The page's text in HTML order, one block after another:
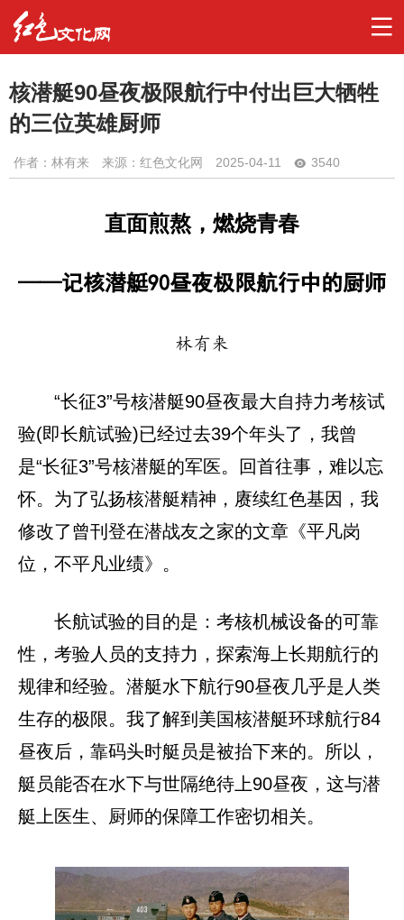
核潜艇90昼夜极限航行中付出巨大牺牲
的三位英雄厨师
作者： 林有来 来源：红色文化网 2025-04-11 3540
直面煎熬，燃烧青春
——记核潜艇90昼夜极限航行中的厨师
林有来
“长征3”号核潜艇90昼夜最大自持力考核试
验(即长航试验)已经过去39个年头了，我曾
是“长征3”号核潜艇的军医。回首往事，难以忘
怀。为了弘扬核潜艇精神，赓续红色基因，我
修改了曾刊登在潜战友之家的文章《平凡岗
位，不平凡业绩》。
长航试验的目的是：考核机械设备的可靠
性，考验人员的支持力，探索海上长期航行的
规律和经验。潜艇水下航行90昼夜几乎是人类
生存的极限。我了解到美国核潜艇环球航行84
昼夜后，靠码头时艇员是被抬下来的。所以，
艇员能否在水下与世隔绝待上90昼夜，这与潜
艇上医生、厨师的保障工作密切相关。